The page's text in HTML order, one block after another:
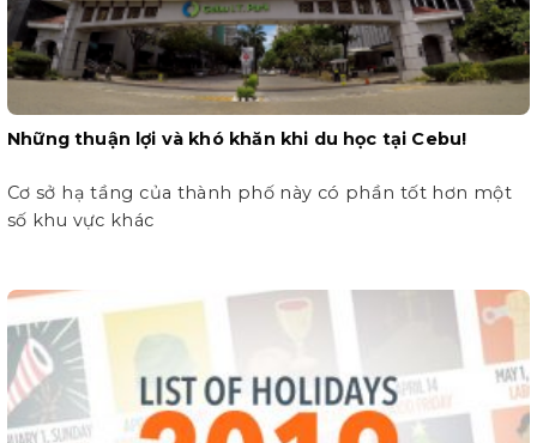
Những thuận lợi và khó khăn khi du học tại Cebu!
Cơ sở hạ tầng của thành phố này có phần tốt hơn một
số khu vực khác